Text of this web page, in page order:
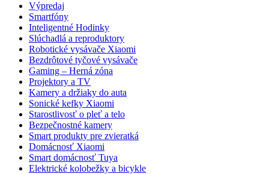
Výpredaj
Smartfóny
Inteligentné Hodinky
Slúchadlá a reproduktory
Robotické vysávače Xiaomi
Bezdrôtové tyčové vysávače
Gaming – Herná zóna
Projektory a TV
Kamery a držiaky do auta
Sonické kefky Xiaomi
Starostlivosť o pleť a telo
Bezpečnostné kamery
Smart produkty pre zvieratká
Domácnosť Xiaomi
Smart domácnosť Tuya
Elektrické kolobežky a bicykle